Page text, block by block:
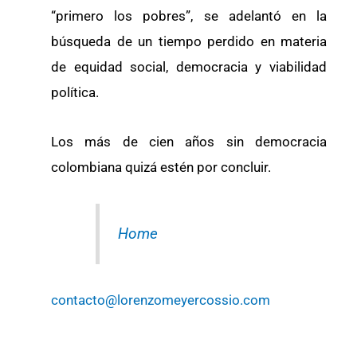
“primero los pobres”, se adelantó en la
búsqueda de un tiempo perdido en materia
de equidad social, democracia y viabilidad
política.
Los más de cien años sin democracia
colombiana quizá estén por concluir.
Home
contacto@lorenzomeyercossio.com